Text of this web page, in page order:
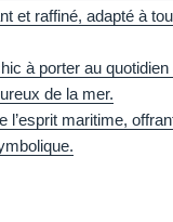
et raffiné, adapté à
à porter au
de la mer.
l’esprit maritime,